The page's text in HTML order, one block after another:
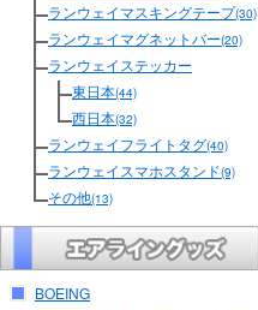
ランウェイマスキングテープ(30)
ランウェイマグネットバー(20)
ランウェイステッカー
東日本(44)
西日本(32)
ランウェイフライトタグ(40)
ランウェイスマホスタンド(9)
その他(13)
BOEING